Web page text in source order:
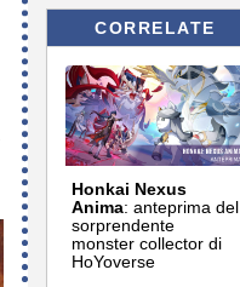
CORRELATE
Honkai Nexus
Anima: anteprima del
sorprendente
monster collector di
HoYoverse